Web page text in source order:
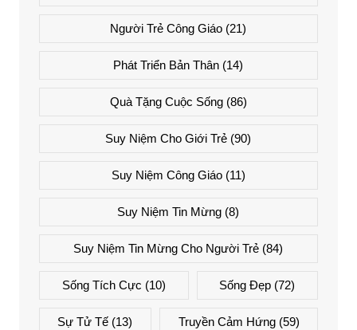
Người Trẻ Công Giáo (21)
Phát Triển Bản Thân (14)
Quà Tặng Cuộc Sống(86)
Suy Niệm Cho Giới Trẻ (90)
Suy Niệm Công Giáo(11)
Suy Niệm Tin Mừng (8)
Suy Niệm Tin Mừng Cho Người Trẻ (84)
Sống Tích Cực (10) Sống Đẹp (72)
Sự Tử Tế (13) Truyền Cảm Hứng(59)